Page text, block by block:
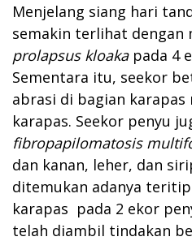
Menjelang siang hari
semakin terlihat dengan
prolapsus kloakapada 4
Sementara itu, seekor
abrasi di bagian
karapas. Seekor penyu
fibropapilomatosis
dan kanan, leher, dan
ditemukan adanya
karapas pada 2 ekor
telah diambil tindakan